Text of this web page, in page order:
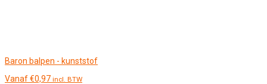
Baron balpen - kunststof
Vanaf€0,97 incl. BTW